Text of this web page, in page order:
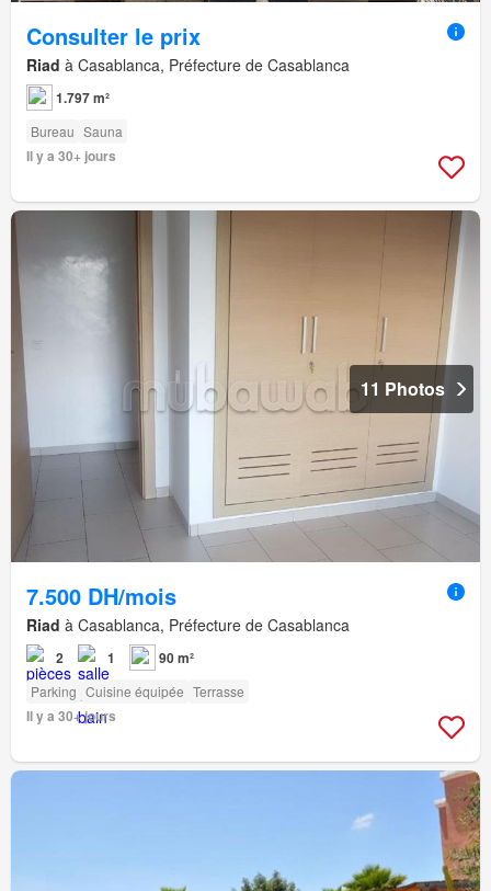
Consulter le prix
Riad à Casablanca, Préfecture de Casablanca
1.797 m²
Bureau Sauna
Il y a 30+ jours
11 Photos
7.500 DH/mois
Riad à Casablanca, Préfecture de Casablanca
2 1 90 m²
Parking Cuisine équipée Terrasse
Il y a 30+ jours